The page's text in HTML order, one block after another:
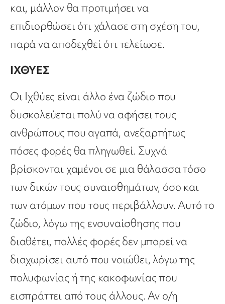
και, μάλλον θα προτιμήσει να
επιδιορθώσει ότι χάλασε στη σχέση του,
παρά να αποδεχθεί ότι τελείωσε.
ΙΧΘΥΕΣ
Οι Ιχθύες είναι άλλο ένα ζώδιο που
δυσκολεύεται πολύ να αφήσει τους
ανθρώπους που αγαπά, ανεξαρτήτως
πόσες φορές θα πληγωθεί. Συχνά
βρίσκονται χαμένοι σε μια θάλασσα τόσο
των δικών τους συναισθημάτων, όσο και
των ατόμων που τους περιβάλλουν. Αυτό το
ζώδιο, λόγω της ενσυναίσθησης που
διαθέτει, πολλές φορές δεν μπορεί να
διαχωρίσει αυτό που νοιώθει, λόγω της
πολυφωνίας ή της κακοφωνίας που
εισπράττει από τους άλλους. Αν ο/η